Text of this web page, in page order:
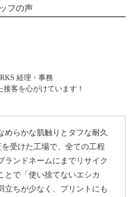
フの声
経理・事務
客を心がけています！
めらかな肌触りとタフな耐久
受けた工場で、全ての工程
ランドネームにまでリサイク
とで「使い捨てないエシカ
立ちが少なく、プリントにも